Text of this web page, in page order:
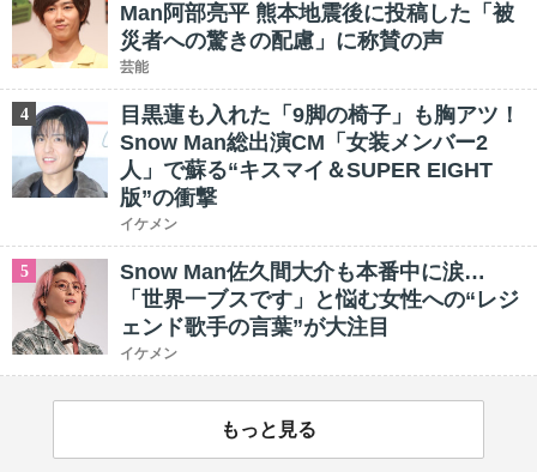
Man阿部亮平 熊本地震後に投稿した「被
災者への驚きの配慮」に称賛の声
芸能
4
目黒蓮も入れた「9脚の椅子」も胸アツ！
Snow Man総出演CM「女装メンバー2
人」で蘇る“キスマイ＆SUPER EIGHT
版”の衝撃
イケメン
5
Snow Man佐久間大介も本番中に涙…
「世界一ブスです」と悩む女性への“レジ
ェンド歌手の言葉”が大注目
イケメン
もっと見る